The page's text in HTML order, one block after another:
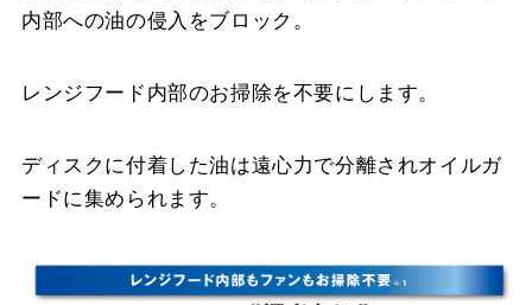
内部への油の侵入をブロック。
レンジフード内部のお掃除を不要にします。
ディスクに付着した油は遠心力で分離されオイルガ
ードに集められます。